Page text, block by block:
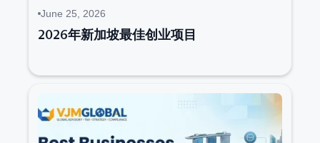
June 25, 2026
2026年新加坡最佳创业项目